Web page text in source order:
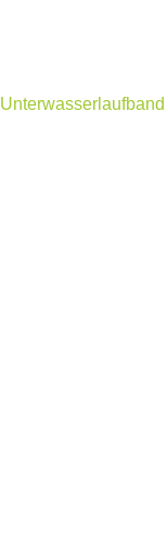
Unterwasserlaufband